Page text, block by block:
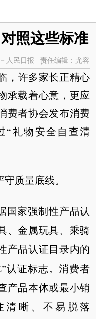
照这些标准
人民日报 责任编辑：尤容
许多家长正精心
承载着心意，更应
费者协会发布消费
“礼物安全自查清
质量底线。
家强制性产品认
、金属玩具、乘骑
产品认证目录内的
认证标志。消费者
产品本体或最小销
清晰、不易脱落